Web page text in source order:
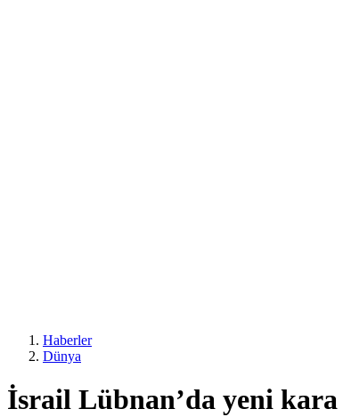
Haberler
Dünya
İsrail Lübnan’da yeni kara